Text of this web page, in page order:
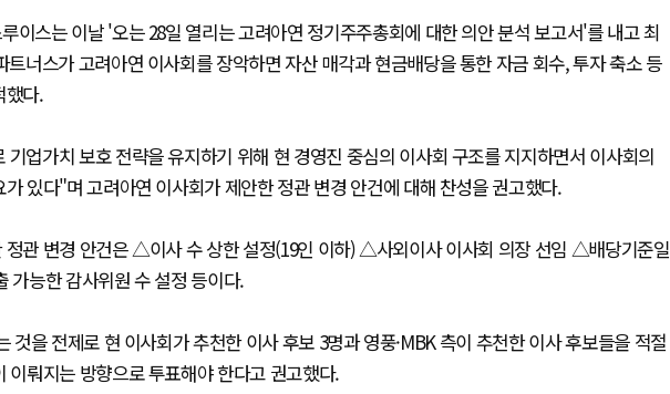
이스는 이날 '오는 28일 열리는 고려아연 정기주주총회에 대한 의안 분석 보고서'를 내고 최
너스가 고려아연 이사회를 장악하면 자산 매각과 현금배당을 통한 자금 회수, 투자 축소 등
했다.
업가치 보호 전략을 유지하기 위해 현 경영진 중심의 이사회 구조를 지지하면서 이사회의
있다"며 고려아연 이사회가 제안한 정관 변경 안건에 대해 찬성을 권고했다.
정관 변경 안건은 △이사 수 상한 설정(19인 이하) △사외이사 이사회 의장 선임 △배당기준일
능한 감사위원 수 설정 등이다.
것을 전제로 현 이사회가 추천한 이사 후보 3명과 영풍·MBK 측이 추천한 이사 후보들을 적절
이뤄지는 방향으로 투표해야 한다고 권고했다.